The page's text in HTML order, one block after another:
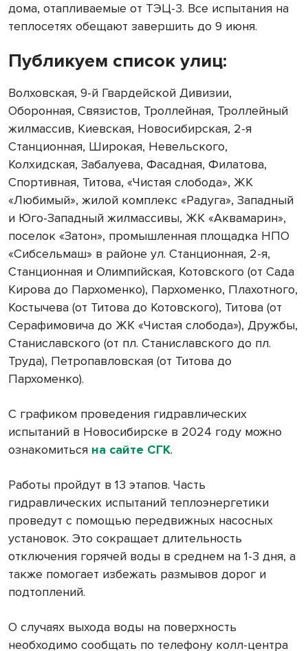
дома, отапливаемые от ТЭЦ-3. Все испытания на
теплосетях обещают завершить до 9 июня.
Публикуем список улиц:
Волховская, 9-й Гвардейской Дивизии,
Оборонная, Связистов, Троллейная, Троллейный
жилмассив, Киевская, Новосибирская, 2-я
Станционная, Широкая, Невельского,
Колхидская, Забалуева, Фасадная, Филатова,
Спортивная, Титова, «Чистая слобода», ЖК
«Любимый», жилой комплекс «Радуга», Западный
и Юго-Западный жилмассивы, ЖК «Аквамарин»,
поселок «Затон», промышленная площадка НПО
«Сибсельмаш» в районе ул. Станционная, 2-я,
Станционная и Олимпийская, Котовского (от Сада
Кирова до Пархоменко), Пархоменко, Плахотного,
Костычева (от Титова до Котовского), Титова (от
Серафимовича до ЖК «Чистая слобода»), Дружбы,
Станиславского (от пл. Станиславского до пл.
Труда), Петропавловская (от Титова до
Пархоменко).
С графиком проведения гидравлических
испытаний в Новосибирске в 2024 году можно
ознакомиться на сайте СГК.
Работы пройдут в 13 этапов. Часть
гидравлических испытаний теплоэнергетики
проведут с помощью передвижных насосных
установок. Это сокращает длительность
отключения горячей воды в среднем на 1-3 дня, а
также помогает избежать размывов дорог и
подтоплений.
О случаях выхода воды на поверхность
необходимо сообщать по телефону колл-центра